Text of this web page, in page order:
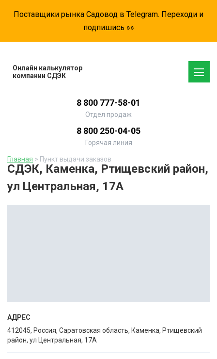
Поставщики рынка Садовод в Telegram. Переходи и
подпишись »»
Онлайн калькулятор
компании СДЭК
8 800 777-58-01
Отдел продаж
8 800 250-04-05
Горячая линия
Главная > Пункт выдачи заказов
СДЭК, Каменка, Ртищевский район,
ул Центральная, 17А
АДРЕС
412045, Россия, Саратовская область, Каменка, Ртищевский
район, ул Центральная, 17А